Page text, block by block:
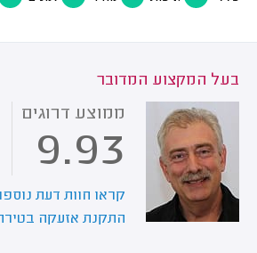
בעל המקצוע המדובר
ממוצע דרוגים
9.93
קראו חוות דעת
התקנת אזעקה